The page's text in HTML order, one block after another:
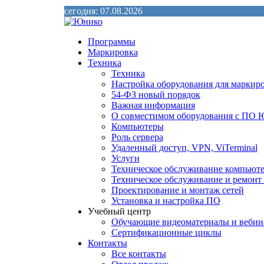
сегодня: 07.08.2026
Программы
Маркировка
Техника
Техника
Настройка оборудования для
54-ФЗ новый порядок
Важная информация
О совместимом оборудования с ПО
Компьютеры
Роль сервера
Удаленный доступ, VPN, ViTerminal
Услуги
Техническое обслуживание
Техническое обслуживание и
Проектирование и монтаж сетей
Установка и настройка ПО
Учебный центр
Обучающие видеоматериалы и
Сертификационные циклы
Контакты
Все контакты